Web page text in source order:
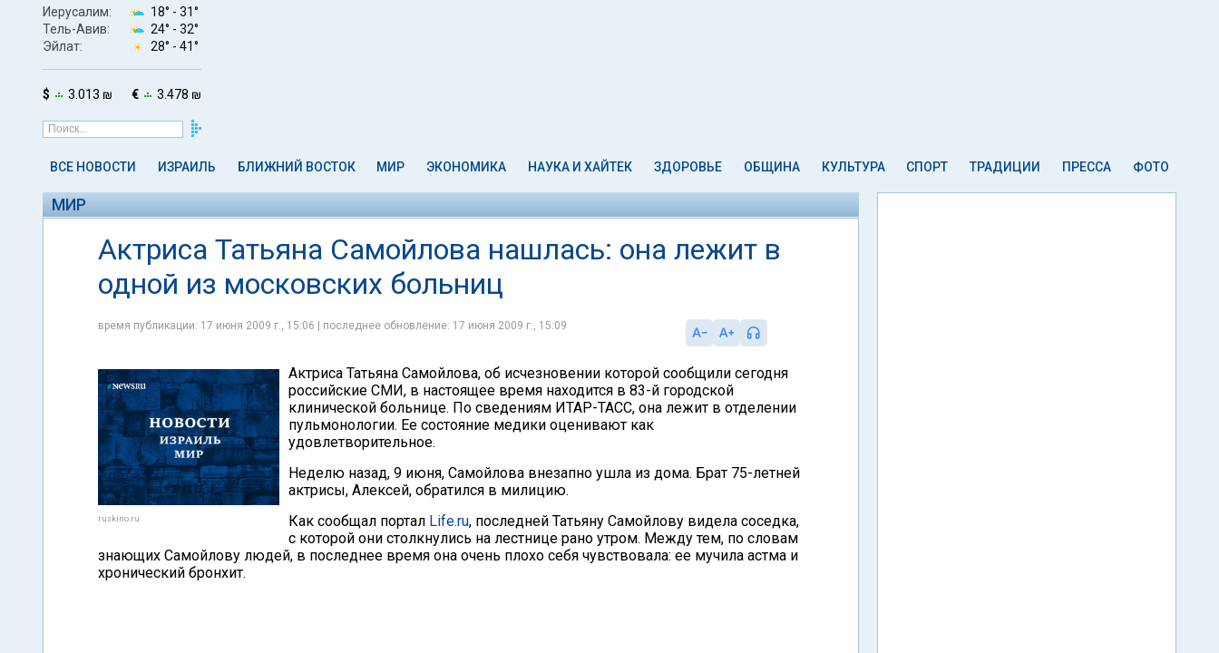
Иерусалим: 18° - 31°
Тель-Авив:
24° - 32°
Эйлат:
28° - 41°
$ 3.013 ₪ € 3.478 ₪
ВСЕ НОВОСТИ ИЗРАИЛЬ БЛИЖНИЙ ВОСТОК МИР ЭКОНОМИКА НАУКА И ХАЙТЕК ЗДОРОВЬЕ ОБЩИНА КУЛЬТУРА СПОРТ ТРАДИЦИИ ПРЕССА ФОТО
МИР
Актриса Татьяна Самойлова нашлась: она лежит в
одной из московских больниц
время публикации: 17 июня 2009 г., 15:06 | последнее обновление: 17 июня 2009 г., 15:09
ruskino.ru
Актриса Татьяна Самойлова, об исчезновении которой сообщили сегодня
российские СМИ, в настоящее время находится в 83-й городской
клинической больнице. По сведениям ИТАР-ТАСС, она лежит в отделении
пульмонологии. Ее состояние медики оценивают как
удовлетворительное.
Неделю назад, 9 июня, Самойлова внезапно ушла из дома. Брат 75-летней
актрисы, Алексей, обратился в милицию.
Как сообщал портал Life.ru, последней Татьяну Самойлову видела соседка,
с которой они столкнулись на лестнице рано утром. Между тем, по словам
знающих Самойлову людей, в последнее время она очень плохо себя чувствовала: ее мучила астма и
хронический бронхит.